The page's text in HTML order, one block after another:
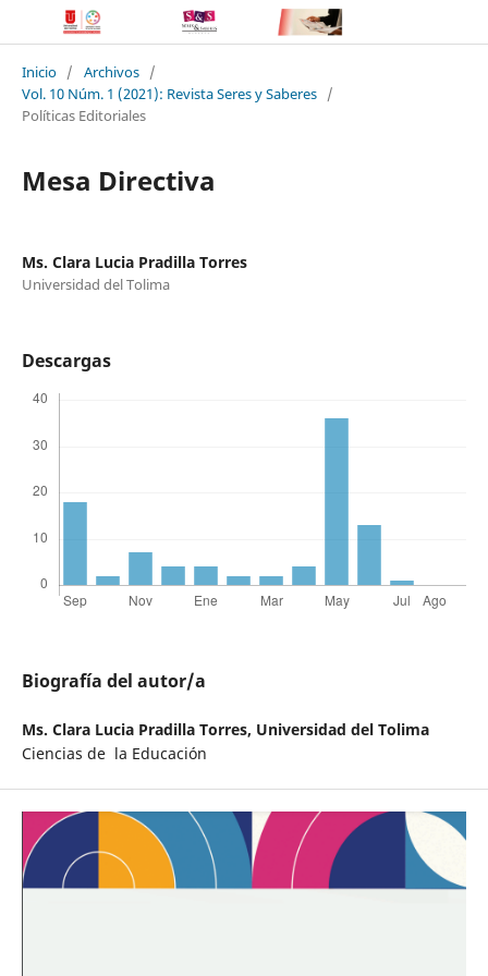
Inicio / Archivos /
Vol. 10 Núm. 1 (2021): Revista Seres y Saberes /
Políticas Editoriales
Mesa Directiva
Ms. Clara Lucia Pradilla Torres
Universidad del Tolima
Descargas
Biografía del autor/a
Ms. Clara Lucia Pradilla Torres, Universidad del Tolima
Ciencias de la Educación